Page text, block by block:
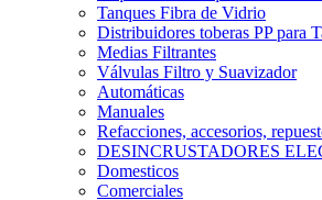
Tanques Fibra de Vidrio
Distribuidores toberas PP para
Medias Filtrantes
Válvulas Filtro y Suavizador
Automáticas
Manuales
Refacciones, accesorios,
DESINCRUSTADORES
Domesticos
Comerciales